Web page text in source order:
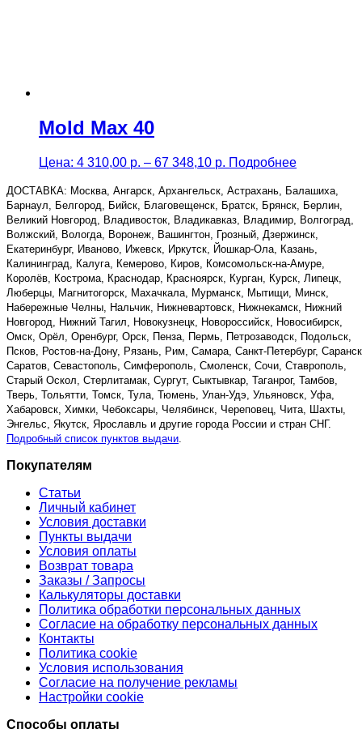
Mold Max 40
Цена: 4 310,00 р. – 67 348,10 р. Price
4
310,00 р.
through
67
348,10 р.
Подробнее
ДОСТАВКА: Москва, Ангарск, Архангельск, Астрахань, Балашиха,
Барнаул, Белгород, Бийск, Благовещенск, Братск, Брянск, Берлин,
Великий Новгород, Владивосток, Владикавказ, Владимир, Волгоград,
Волжский, Вологда, Воронеж, Вашингтон, Грозный, Дзержинск,
Екатеринбург, Иваново, Ижевск, Иркутск, Йошкар-Ола, Казань,
Калининград, Калуга, Кемерово, Киров, Комсомольск-на-Амуре,
Королёв, Кострома, Краснодар, Красноярск, Курган, Курск, Липецк,
Люберцы, Магнитогорск, Махачкала, Мурманск, Мытищи, Минск,
Набережные Челны, Нальчик, Нижневартовск, Нижнекамск, Нижний
Новгород, Нижний Тагил, Новокузнецк, Новороссийск, Новосибирск,
Омск, Орёл, Оренбург, Орск, Пенза, Пермь, Петрозаводск, Подольск,
Псков, Ростов-на-Дону, Рязань, Рим, Самара, Санкт-Петербург,
Саратов, Севастополь, Симферополь, Смоленск, Сочи, Ставрополь,
Старый Оскол, Стерлитамак, Сургут, Сыктывкар, Таганрог, Тамбов,
Тверь, Тольятти, Томск, Тула, Тюмень, Улан-Удэ, Ульяновск, Уфа,
Хабаровск, Химки, Чебоксары, Челябинск, Череповец, Чита, Шахты,
Энгельс, Якутск, Ярославль и другие города России и стран СНГ.
Подробный список пунктов выдачи.
Покупателям
Статьи
Личный кабинет
Условия доставки
Пункты выдачи
Условия оплаты
Возврат товара
Заказы / Запросы
Калькуляторы доставки
Политика обработки персональных данных
Согласие на обработку персональных данных
Контакты
Политика cookie
Условия использования
Согласие на получение рекламы
Настройки cookie
Способы оплаты